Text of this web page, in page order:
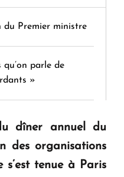
du Premier ministre
qu’on parle de
»
concrète, la
se pose pas. "
dîner annuel du
des organisations
s’est tenue à Paris